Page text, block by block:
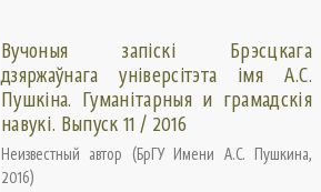
Вучоныя запіскі Брэсцкага
дзяржаўнага універсітэта імя А.С.
Пушкіна. Гуманiтарныя и грамадскiя
навукi. Выпуск 11 / 2016
Неизвестный автор (БрГУ Имени А.С. Пушкина,
2016)